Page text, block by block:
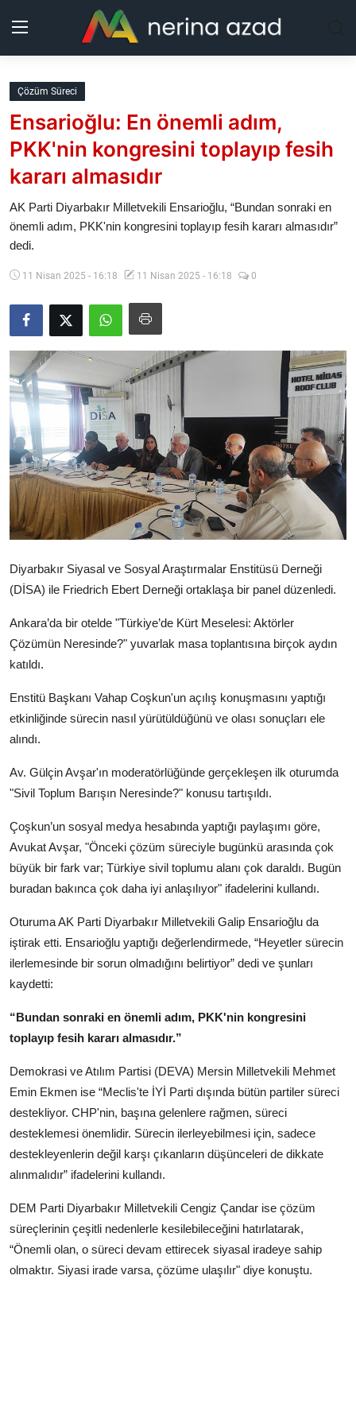
Kurdistan
Bölgeler
Yaşam
Güncel
Analiz
Galeri
Video
Yazarlar
Arşiv
İletişim
Türkçe Kurdi
Çözüm Süreci
Ensarioğlu: En önemli adım,
PKK'nin kongresini toplayıp fesih
kararı almasıdır
AK Parti Diyarbakır Milletvekili Ensarioğlu, “Bundan sonraki en
önemli adım, PKK'nin kongresini toplayıp fesih kararı almasıdır”
dedi.
11 Nisan 2025 - 16:18 11 Nisan 2025 - 16:18 0
Diyarbakır Siyasal ve Sosyal Araştırmalar Enstitüsü Derneği
(DİSA) ile Friedrich Ebert Derneği ortaklaşa bir panel düzenledi.
Ankara’da bir otelde "Türkiye’de Kürt Meselesi: Aktörler
Çözümün Neresinde?" yuvarlak masa toplantısına birçok aydın
katıldı.
Enstitü Başkanı Vahap Coşkun'un açılış konuşmasını yaptığı
etkinliğinde sürecin nasıl yürütüldüğünü ve olası sonuçları ele
alındı.
Av. Gülçin Avşar'ın moderatörlüğünde gerçekleşen ilk oturumda
"Sivil Toplum Barışın Neresinde?" konusu tartışıldı.
Çoşkun’un sosyal medya hesabında yaptığı paylaşımı göre,
Avukat Avşar, "Önceki çözüm süreciyle bugünkü arasında çok
büyük bir fark var; Türkiye sivil toplumu alanı çok daraldı. Bugün
buradan bakınca çok daha iyi anlaşılıyor" ifadelerini kullandı.
Oturuma AK Parti Diyarbakır Milletvekili Galip Ensarioğlu da
iştirak etti. Ensarioğlu yaptığı değerlendirmede, “Heyetler sürecin
ilerlemesinde bir sorun olmadığını belirtiyor” dedi ve şunları
kaydetti:
“Bundan sonraki en önemli adım, PKK'nin kongresini
toplayıp fesih kararı almasıdır.”
Demokrasi ve Atılım Partisi (DEVA) Mersin Milletvekili Mehmet
Emin Ekmen ise “Meclis'te İYİ Parti dışında bütün partiler süreci
destekliyor. CHP'nin, başına gelenlere rağmen, süreci
desteklemesi önemlidir. Sürecin ilerleyebilmesi için, sadece
destekleyenlerin değil karşı çıkanların düşünceleri de dikkate
alınmalıdır” ifadelerini kullandı.
DEM Parti Diyarbakır Milletvekili Cengiz Çandar ise çözüm
süreçlerinin çeşitli nedenlerle kesilebileceğini hatırlatarak,
“Önemli olan, o süreci devam ettirecek siyasal iradeye sahip
olmaktır. Siyasi irade varsa, çözüme ulaşılır" diye konuştu.